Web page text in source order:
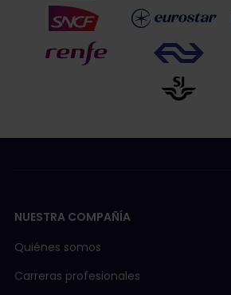
NUESTRA COMPAÑÍA
Quiénes somos
Carreras profesionales